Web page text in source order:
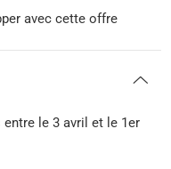
avec cette offre
le 3 avril et le 1er